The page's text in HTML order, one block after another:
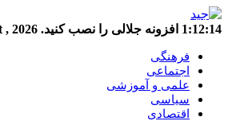
1:12:15 افزونه جلالی را نصب کنید. , 2026
فرهنگی
اجتماعی
علمی و آموزشی
سیاسی
اقتصادی